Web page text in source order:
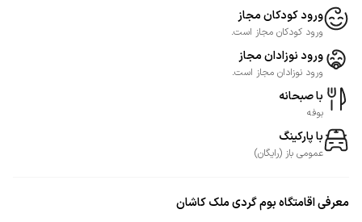
ورود کودکان مجاز
ورود کودکان مجاز است.
ورود نوزادان مجاز
ورود نوزادان مجاز است.
با صبحانه
بوفه
با پارکینگ
عمومی باز (رایگان)
معرفیاقامتگاه بوم گردی ملک کاشان